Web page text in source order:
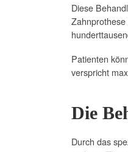
Diese
Patienten
verspricht
Die
Durch das